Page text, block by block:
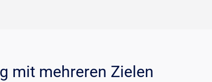
mit mehreren Zielen